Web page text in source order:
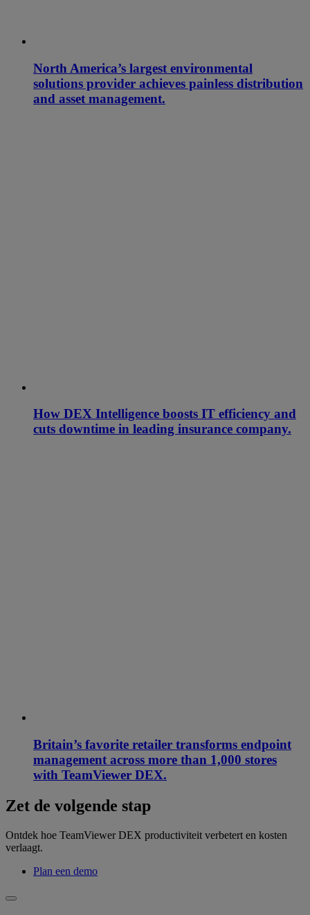
North America’s largest environmental
solutions provider achieves painless distribution
and asset management.
How DEX Intelligence boosts IT efficiency and
cuts downtime in leading insurance company.
Britain’s favorite retailer transforms endpoint
management across more than 1,000 stores
with TeamViewer DEX.
Zet de volgende stap
Ontdek hoe TeamViewer DEX productiviteit verbetert en kosten
verlaagt.
Plan een demo